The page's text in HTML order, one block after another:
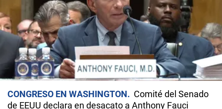
CONGRESO EN WASHINGTON
Comité del Senado
de EEUU declara en desacato a Anthony Fauci